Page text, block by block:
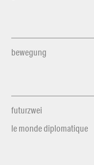
bewegung
futurzwei
le monde diplomatique